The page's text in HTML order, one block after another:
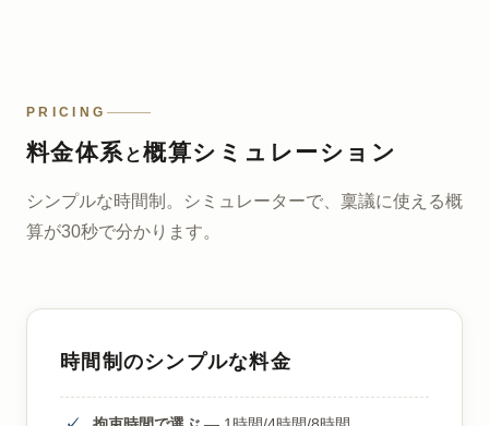
PRICING
料金体系と概算シミュレーション
シンプルな時間制。シミュレーターで、稟議に使える概
算が30秒で分かります。
時間制のシンプルな料金